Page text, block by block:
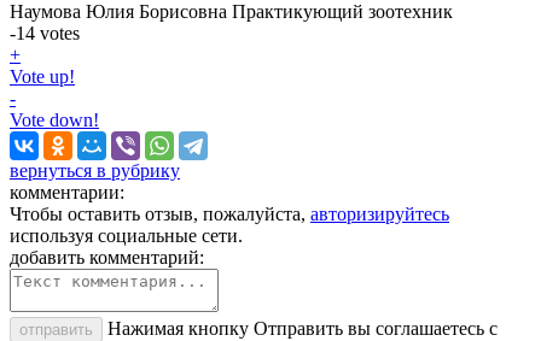
Наумова Юлия Борисовна Практикующий зоотехник
-14 votes
+
Vote up!
-
Vote down!
вернуться в рубрику
комментарии:
Чтобы оставить отзыв, пожалуйста, авторизируйтесь
используя социальные сети.
добавить комментарий:
отправить
Нажимая кнопку Отправить вы соглашаетесь с